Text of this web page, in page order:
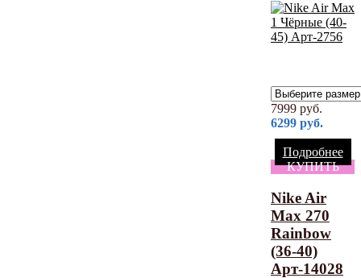
7999 руб.
6299 руб.
Подробнее
КУПИТЬ
Nike Air
Max 270
Rainbow
(36-40)
Арт-14028